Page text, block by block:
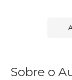
Sobre o